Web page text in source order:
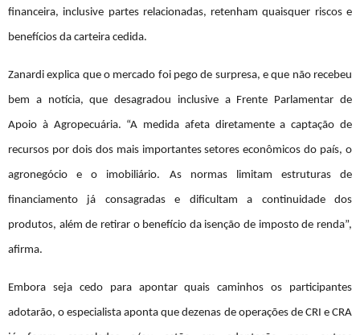
financeira, inclusive partes relacionadas, retenham quaisquer riscos e
benefícios da carteira cedida.
Zanardi explica que o mercado foi pego de surpresa, e que não recebeu
bem a notícia, que desagradou inclusive a Frente Parlamentar de
Apoio à Agropecuária. “A medida afeta diretamente a captação de
recursos por dois dos mais importantes setores econômicos do país, o
agronegócio e o imobiliário. As normas limitam estruturas de
financiamento já consagradas e dificultam a continuidade dos
produtos, além de retirar o benefício da isenção de imposto de renda”,
afirma.
Embora seja cedo para apontar quais caminhos os participantes
adotarão, o especialista aponta que dezenas de operações de CRI e CRA